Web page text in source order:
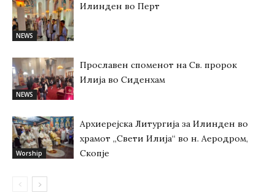
NEWS
Илинден во Перт
NEWS
Прославен споменот на Св. пророк
Илија во Сиденхам
Worship
Архиерејска Литургија за Илинден во
храмот „Свети Илија“ во н. Аеродром,
Скопје